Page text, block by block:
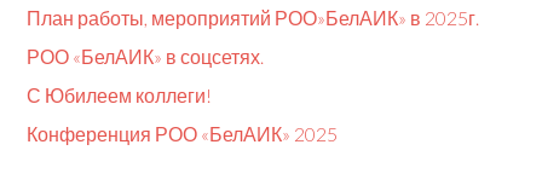
План работы, мероприятий РОО»БелАИК» в 2025г.
РОО «БелАИК» в соцсетях.
С Юбилеем коллеги!
Конференция РОО «БелАИК» 2025